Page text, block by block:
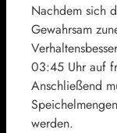
Nachdem sich
Gewahrsam
03:45 Uhr auf
Anschließend
werden.